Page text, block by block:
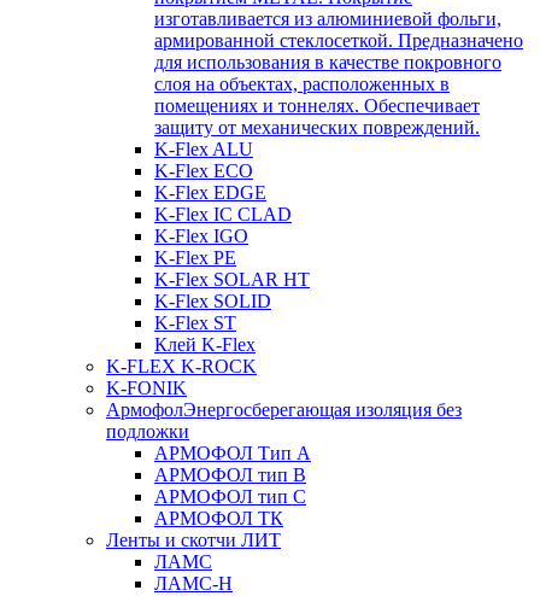
изготавливается из алюминиевой фольги,
армированной стеклосеткой. Предназначено
для использования в качестве покровного
слоя на объектах, расположенных в
помещениях и тоннелях. Обеспечивает
защиту от механических повреждений.
K-Flex ALU
K-Flex ECO
K-Flex EDGE
K-Flex IC CLAD
K-Flex IGO
K-Flex PE
K-Flex SOLAR HT
K-Flex SOLID
K-Flex ST
Клей K-Flex
K-FLEX K-ROCK
K-FONIK
АрмофолЭнергосберегающая изоляция без
подложки
АРМОФОЛ Тип А
АРМОФОЛ тип В
АРМОФОЛ тип C
АРМОФОЛ ТК
Ленты и скотчи ЛИТ
ЛАМС
ЛАМС-Н